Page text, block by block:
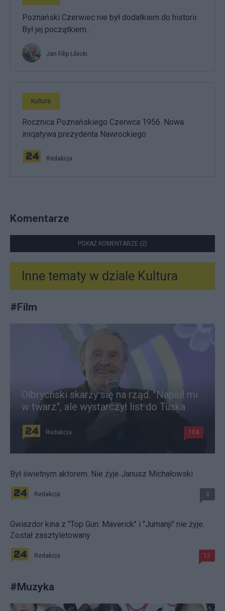
Poznański Czerwiec nie był dodatkiem do historii.
Był jej początkiem…
Jan Filip Libicki
Kultura
Rocznica Poznańskiego Czerwca 1956. Nowa
inicjatywa prezydenta Nawrockiego
Redakcja
Komentarze
POKAŻ KOMENTARZE (2)
Inne tematy w dziale Kultura
#Film
Olbrychski skarży się na rząd. "Napluł mi
w twarz", ale wystarczył list do Tuska
Redakcja 104
Był świetnym aktorem. Nie żyje Janusz Michałowski
Redakcja 8
Gwiazdor kina z "Top Gun: Maverick" i "Jumanji" nie żyje.
Został zasztyletowany
Redakcja 12
#Muzyka